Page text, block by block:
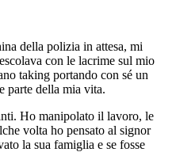
della polizia in attesa, mi
con le lacrime sul mio
taking portando con sé un
parte della mia vita.
Ho manipolato il lavoro, le
volta ho pensato al signor
la sua famiglia e se fosse